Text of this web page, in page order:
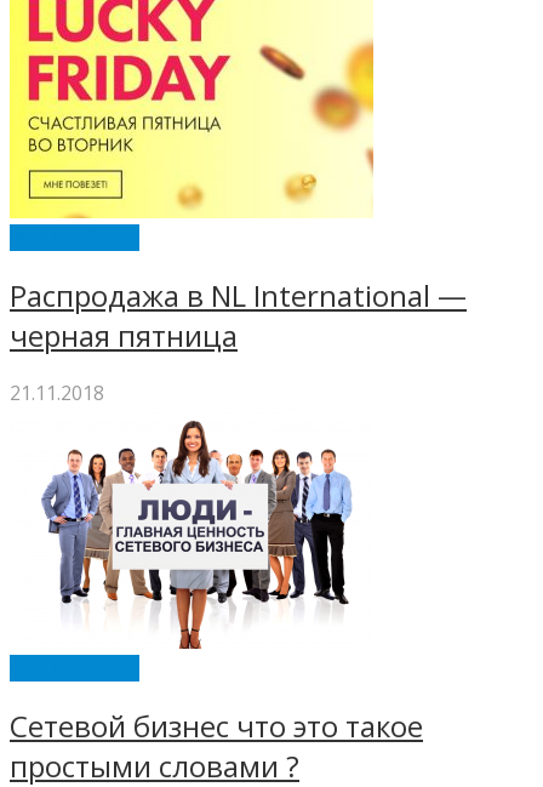
Распродажа в NL International —
черная пятница
21.11.2018
Сетевой бизнес что это такое
простыми словами ?